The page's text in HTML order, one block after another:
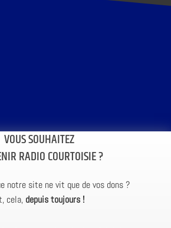
VOUS SOUHAITEZ
RADIO COURTOISIE ?
notre site ne vit que de vos dons ?
cela, depuis toujours !